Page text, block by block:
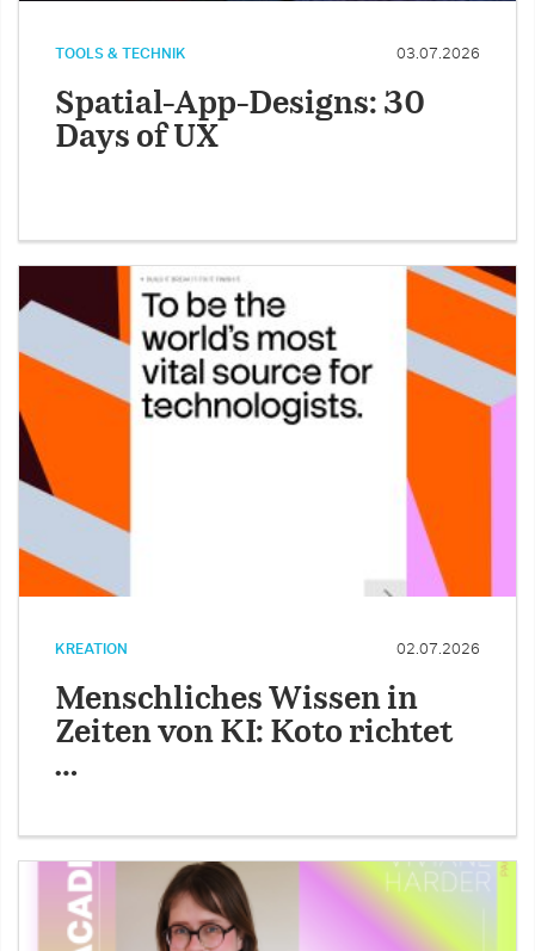
TOOLS & TECHNIK 03.07.2026
Spatial-App-Designs: 30
Days of UX
KREATION 02.07.2026
Menschliches Wissen in
Zeiten von KI: Koto richtet
…